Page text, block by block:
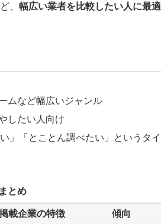
、 幅広い業者を比較したい人に最適
ムなど幅広いジャンル
したい人向け
」「とことん調べたい」というタイ
とめ
載企業の特徴
傾向